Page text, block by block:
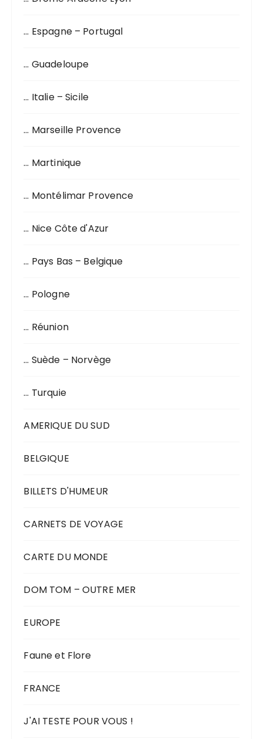
… Espagne – Portugal
… Guadeloupe
… Italie – Sicile
… Marseille Provence
… Martinique
… Montélimar Provence
… Nice Côte d'Azur
… Pays Bas – Belgique
… Pologne
… Réunion
… Suède – Norvège
… Turquie
AMERIQUE DU SUD
BELGIQUE
BILLETS D'HUMEUR
CARNETS DE VOYAGE
CARTE DU MONDE
DOM TOM – OUTRE MER
EUROPE
Faune et Flore
FRANCE
J'AI TESTE POUR VOUS !